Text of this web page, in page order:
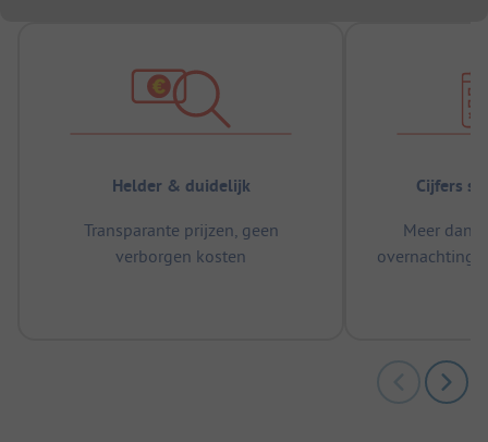
Helder & duidelijk
Transparante prijzen, geen
verborgen kosten
Cijfers
Meer dan